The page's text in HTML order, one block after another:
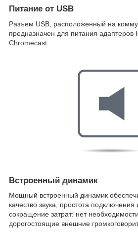
Питание от USB
Разъем USB, расположенный на
предназначен для питания адаптеров
Chromecast.
Встроенный динамик
Мощный встроенный динамик
качество звука, простота подключения
сокращение затрат: нет
дорогостоящие внешние